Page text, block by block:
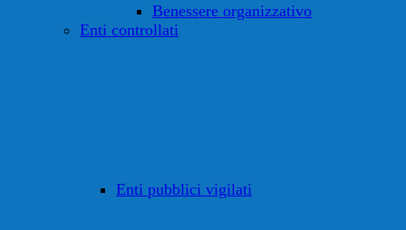
Benessere organizzativo
Enti controllati
Enti pubblici vigilati